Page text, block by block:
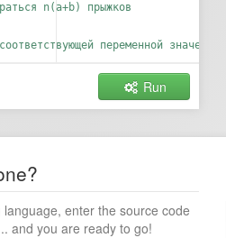
n(a+b) прыжков
переменной значение
Run
enter the source code
and you are ready to go!